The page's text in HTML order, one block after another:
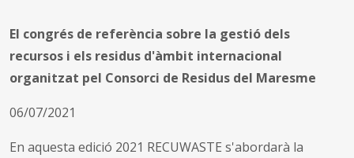
El congrés de referència sobre la gestió dels
recursos i els residus d'àmbit internacional
organitzat pel Consorci de Residus del Maresme
06/07/2021
En aquesta edició 2021 RECUWASTE s'abordarà la